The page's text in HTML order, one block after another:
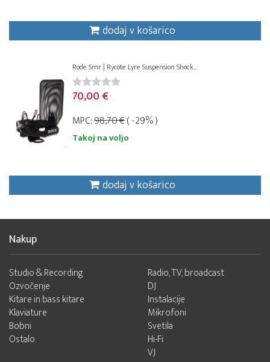
dodaj v košarico
Rode Smr | Rycote Lyre Suspension Shock...
70,00 €
MPC:98,70 €( -29% )
Takoj na voljo
dodaj v košarico
Nakup
Studio & Recording
Ozvočenje
Kitare in bass kitare
Klaviature
Bobni
Ostalo
Radio, TV, broadcast
DJ
Instalacije
Mikrofoni
Svetila
Hi-Fi
VJ